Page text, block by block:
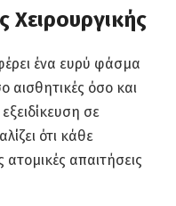
Χειρουργικής
ένα ευρύ φάσμα
αισθητικές όσο και
σε
ότι κάθε
ατομικές απαιτήσεις